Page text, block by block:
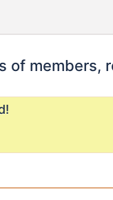
of members,